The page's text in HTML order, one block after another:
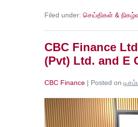
Filed under: செய்திகள் &
CBC Finance
(Pvt) Ltd. and E
CBC Finance | Posted on